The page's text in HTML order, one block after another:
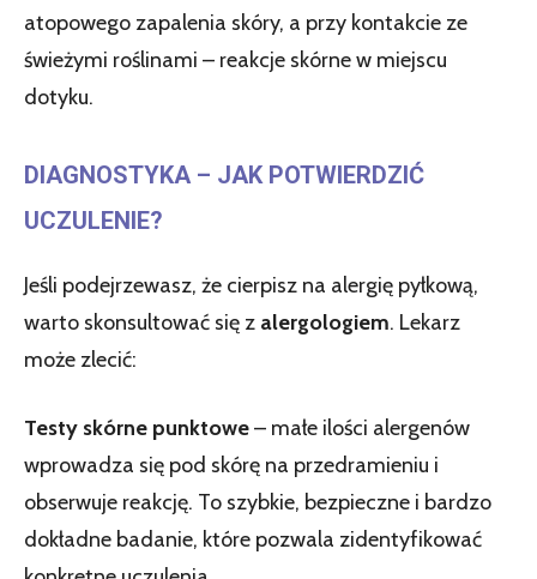
atopowego zapalenia skóry, a przy kontakcie ze
świeżymi roślinami – reakcje skórne w miejscu
dotyku.
DIAGNOSTYKA – JAK POTWIERDZIĆ
UCZULENIE?
Jeśli podejrzewasz, że cierpisz na alergię pyłkową,
warto skonsultować się z alergologiem. Lekarz
może zlecić:
Testy skórne punktowe– małe ilości alergenów
wprowadza się pod skórę na przedramieniu i
obserwuje reakcję. To szybkie, bezpieczne i bardzo
dokładne badanie, które pozwala zidentyfikować